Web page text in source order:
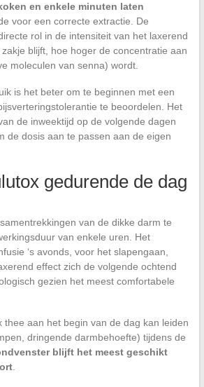
en enkele minuten laten
voor een correcte extractie. De
rol in de intensiteit van het laxerend
blijft, hoe hoger de concentratie aan
moleculen van senna) wordt.
is het beter om te beginnen met een
te beoordelen. Het
de inweektijd op de volgende dagen
de dosis aan te passen aan de eigen
gedurende de dag
van de dikke darm te
van enkele uren. Het
‘s avonds, voor het slapengaan,
effect zich de volgende ochtend
gezien het meest comfortabele
thee aan het begin van de dag kan leiden
dringende darmbehoefte) tijdens de
blijft het meest geschikt
.